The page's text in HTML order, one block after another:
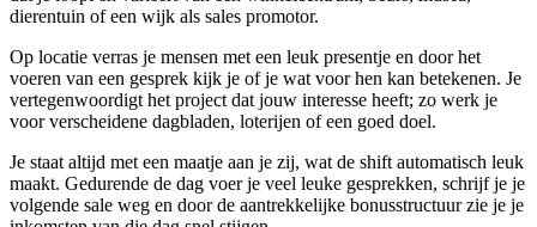
dierentuin of een wijk als sales promotor.
Op locatie verras je mensen met een leuk presentje en door het
voeren van een gesprek kijk je of je wat voor hen kan betekenen. Je
vertegenwoordigt het project dat jouw interesse heeft; zo werk je
voor verscheidene dagbladen, loterijen of een goed doel.
Je staat altijd met een maatje aan je zij, wat de shift automatisch leuk
maakt. Gedurende de dag voer je veel leuke gesprekken, schrijf je je
volgende sale weg en door de aantrekkelijke bonusstructuur zie je je